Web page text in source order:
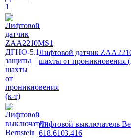
Лифтовой датчик
шахты от проникновения
Лифтовой выключатель
618.6103.416